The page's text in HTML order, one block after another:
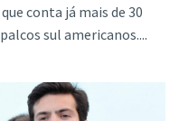
conta já mais de 30
sul americanos....